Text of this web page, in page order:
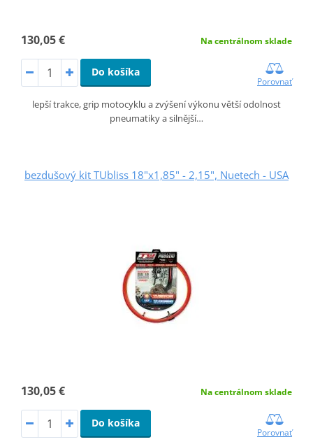
130,05 € Na centrálnom sklade
Do košíka
Porovnať
lepší trakce, grip motocyklu a zvýšení výkonu větší odolnost
pneumatiky a silnější…
bezdušový kit TUbliss 18"x1,85" - 2,15", Nuetech - USA
130,05 € Na centrálnom sklade
Do košíka
Porovnať